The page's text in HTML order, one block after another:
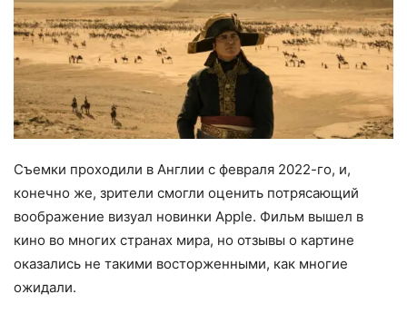
Съемки проходили в Англии с февраля 2022-го, и,
конечно же, зрители смогли оценить потрясающий
воображение визуал новинки Apple. Фильм вышел в
кино во многих странах мира, но отзывы о картине
оказались не такими восторженными, как многие
ожидали.